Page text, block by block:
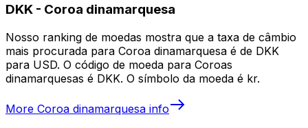
DKK - Coroa dinamarquesa
Nosso ranking de moedas mostra que a taxa de câmbio
mais procurada para Coroa dinamarquesa é de DKK
para USD. O código de moeda para Coroas
dinamarquesas é DKK. O símbolo da moeda é kr.
More Coroa dinamarquesa info